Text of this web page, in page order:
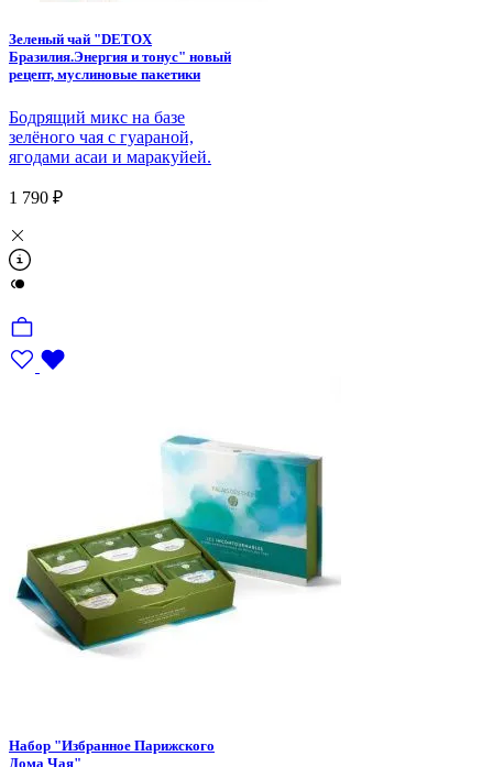
Зеленый чай "DETOX
Бразилия.Энергия и тонус" новый
рецепт, муслиновые пакетики
Бодрящий микс на базе
зелёного чая с гуараной,
ягодами асаи и маракуйей.
1 790 ₽
Набор "Избранное Парижского
Дома Чая"